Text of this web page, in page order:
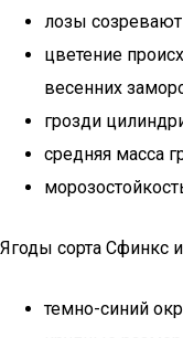
лозы
цветение
весенних
грозди
средняя масса
Ягоды сорта Сфинкс
темно-синий